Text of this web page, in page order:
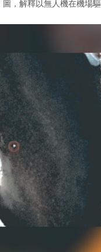
，解釋以無人機在機場驅